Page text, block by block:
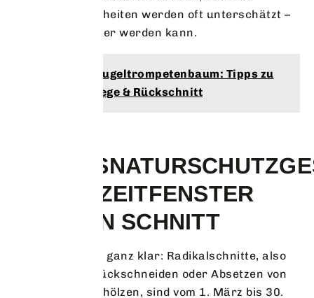
regionalen Feinheiten werden oft unterschätzt –
was schnell teuer werden kann.
Kugeltrompetenbaum: Tipps zu
Pflanzen, Pflege & Rückschnitt
KLARE ZEITFENSTER
FÜR DEN SCHNITT
Im Gesetz steht ganz klar: Radikalschnitte, also
das starke Zurückschneiden oder Absetzen von
Bäumen und Gehölzen, sind vom 1. März bis 30.